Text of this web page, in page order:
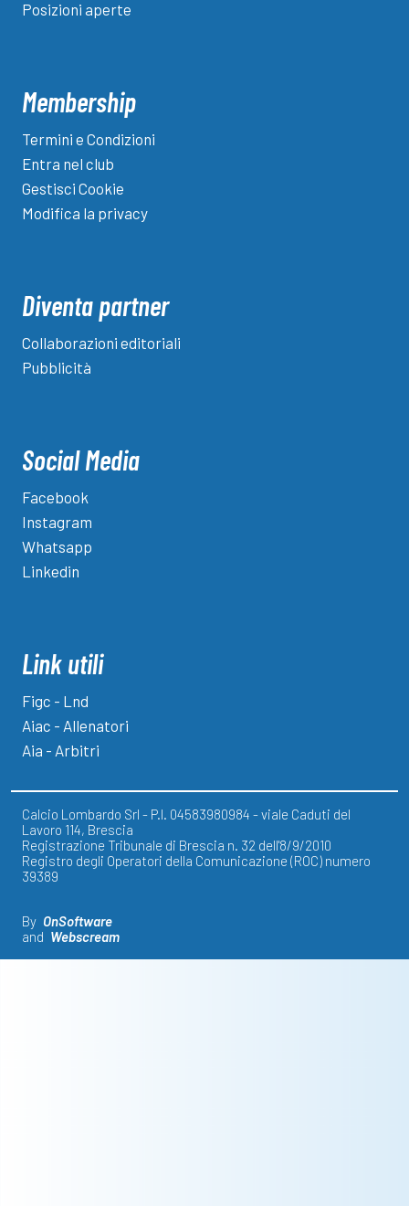
Posizioni aperte
Membership
Termini e Condizioni
Entra nel club
Gestisci Cookie
Modifica la privacy
Diventa partner
Collaborazioni editoriali
Pubblicità
Social Media
Facebook
Instagram
Whatsapp
Linkedin
Link utili
Figc - Lnd
Aiac - Allenatori
Aia - Arbitri
Calcio Lombardo Srl - P.I. 04583980984 - viale Caduti del
Lavoro 114, Brescia
Registrazione Tribunale di Brescia n. 32 dell'8/9/2010
Registro degli Operatori della Comunicazione (ROC) numero
39389
By OnSoftware
and Webscream